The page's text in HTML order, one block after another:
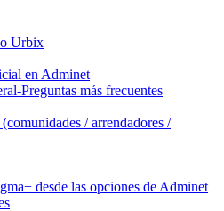
Urbix
en Adminet
Preguntas más frecuentes
/ arrendadores /
desde las opciones de Adminet